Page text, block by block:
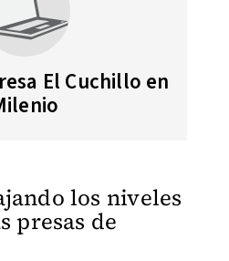
El Cuchillo en
los niveles
presas de